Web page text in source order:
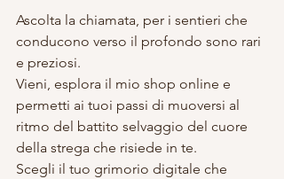
Ascolta la chiamata, per i sentieri che
conducono verso il profondo sono rari
e preziosi.
Vieni, esplora il mio shop online e
permetti ai tuoi passi di muoversi al
ritmo del battito selvaggio del cuore
della strega che risiede in te.
Scegli il tuo grimorio digitale che